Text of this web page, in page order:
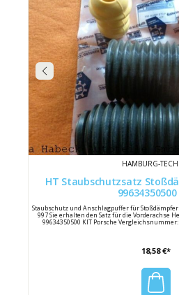
HAMBURG-
HT Staubschutzsatz Stoßdämpfer
Staubschutz und Anschlagpuffer für Stoßdämpfer
997 Sie erhalten den Satz für die Vorderachse
99634350500 KIT Porsche Vergleichsnummer:
18,58 €*